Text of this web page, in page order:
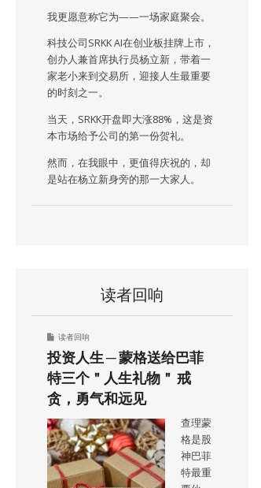
我更愿意称它为——一场家庭聚会。
科技公司SRKK AI在创业板挂牌上市，
创办人兼首席执行员杨立新，带着一
家老小来到交易所，迎接人生最重要
的时刻之一。
当天，SRKK开盘即大涨88%，这是资
本市场给予公司的第一份贺礼。
然而，在我眼中，更值得庆祝的，却
是站在杨立新身旁的那一大家人。
读者回响
读者回响
投资人生 ─ 蒙格送给巴菲
特三个＂人生礼物＂ 戒
贪，勇气和远见
查理蒙
格是股
神巴菲
特最重